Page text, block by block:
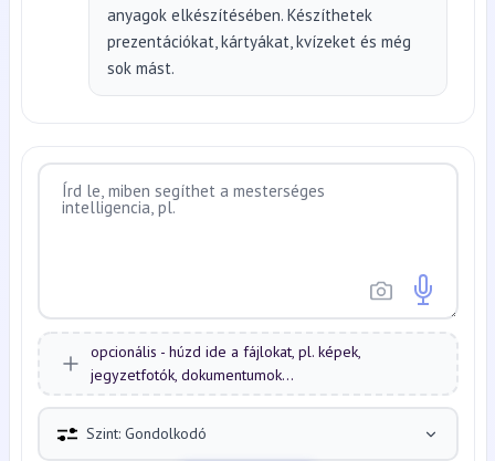
anyagok elkészítésében. Készíthetek
prezentációkat, kártyákat, kvízeket és még
sok mást.
opcionális - húzd ide a fájlokat, pl. képek,
jegyzetfotók, dokumentumok...
Szint: Gondolkodó